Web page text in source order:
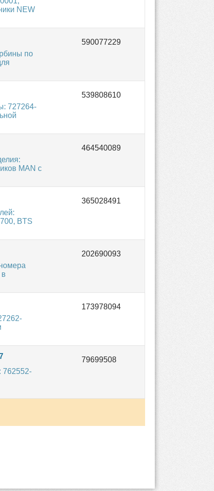
NEW
по
727264-
MAN с
BTS
762552-